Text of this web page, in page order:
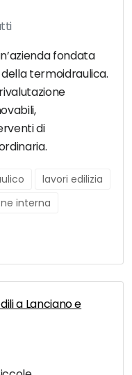
fondata
termoidraulica.
di
lavori edilizia
interna
a Lanciano e